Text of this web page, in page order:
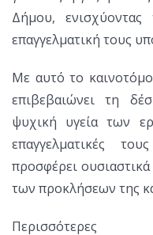
Δήμου,
επαγγελματική τους
Με αυτό το
επιβεβαιώνει τη
ψυχική υγεία των
επαγγελματικές
προσφέρει ουσιαστικά
των προκλήσεων της
Περισσότερες